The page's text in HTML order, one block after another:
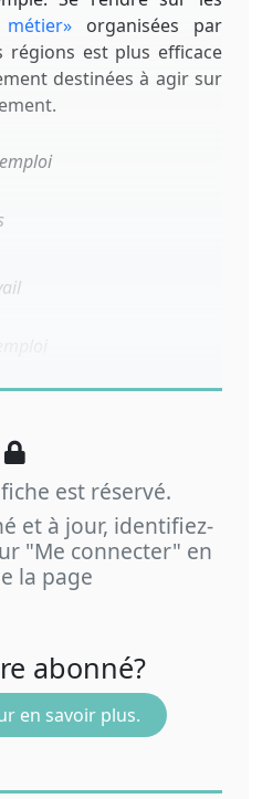
organisées par
régions est plus efficace
destinées à agir sur
fiche est réservé.
et à jour, identifiez-
"Me connecter" en
la page
abonné?
en savoir plus.